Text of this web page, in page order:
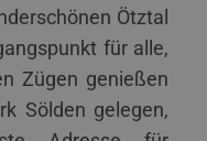
Ötztal
für alle,
Zügen genießen
Sölden gelegen,